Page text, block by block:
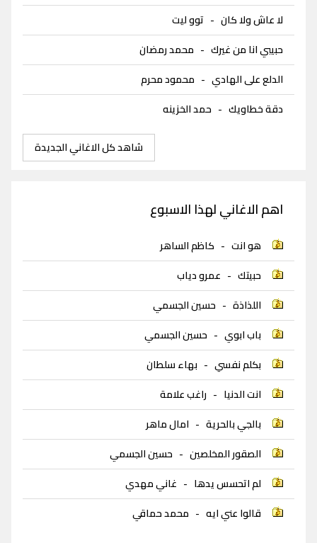
لا عاش ولا كان - توو ليت
حبيبي انا من غيرك - محمد رمضان
الدلع على الهادي - محمود محرم
دقة خطاويك - حمد الخزينه
شاهد كل الاغاني الجديدة
اهم الاغاني لهذا الاسبوع
هو انت - كاظم الساهر
حبيتك - عمرو دياب
اللذاذة - حسين الجسمي
باب ابوي - حسين الجسمي
بكلم نفسي - بهاء سلطان
انت الدنيا - راغب علامة
بالجي بالحرية - امال ماهر
الصقور المخلصين - حسين الجسمي
لم اتحسس يدها - غاني مهدي
قالوا عني ايه - محمد حماقي